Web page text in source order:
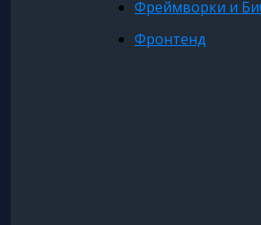
Фреймворки и
Фронтенд